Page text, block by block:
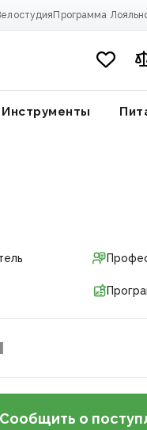
Программа
Инструменты
Сообщить о